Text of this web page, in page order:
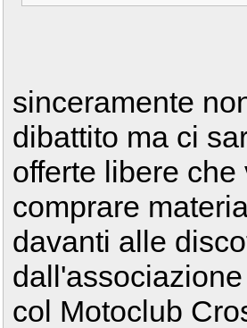
sinceramente
dibattito ma ci
offerte libere
comprare
davanti alle
col Motoclub